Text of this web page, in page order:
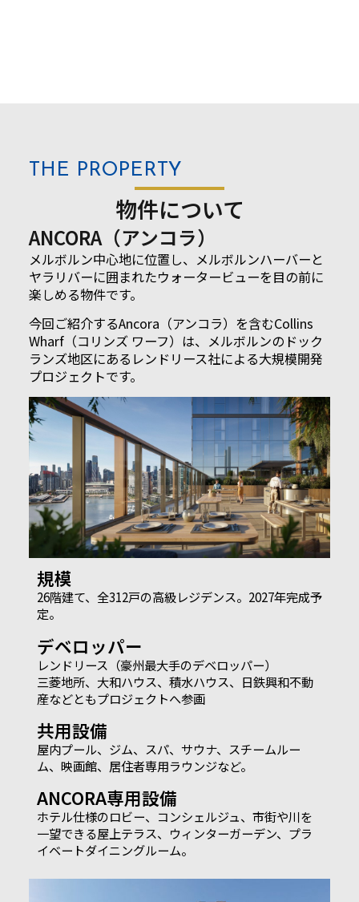
THE PROPERTY
物件について
ANCORA（アンコラ）
メルボルン中心地に位置し、メルボルンハーバーと
ヤラリバーに囲まれたウォータービューを目の前に
楽しめる物件です。
今回ご紹介するAncora（アンコラ）を含むCollins
Wharf（コリンズ ワーフ）は、メルボルンのドック
ランズ地区にあるレンドリース社による大規模開発
プロジェクトです。
規模
26階建て、全312戸の高級レジデンス。2027年完成予
定。
デベロッパー
レンドリース（豪州最大手のデベロッパー）
三菱地所、大和ハウス、積水ハウス、日鉄興和不動
産などともプロジェクトへ参画
共用設備
屋内プール、ジム、スパ、サウナ、スチームルー
ム、映画館、居住者専用ラウンジなど。
ANCORA専用設備
ホテル仕様のロビー、コンシェルジュ、市街や川を
一望できる屋上テラス、ウィンターガーデン、プラ
イベートダイニングルーム。